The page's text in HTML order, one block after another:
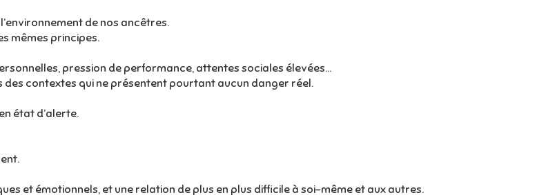
de nos ancêtres.
mêmes principes.
pression de performance, attentes sociales élevées…
contextes qui ne présentent pourtant aucun danger réel.
état d’alerte.
et émotionnels, et une relation de plus en plus difficile à soi-même et aux autres.